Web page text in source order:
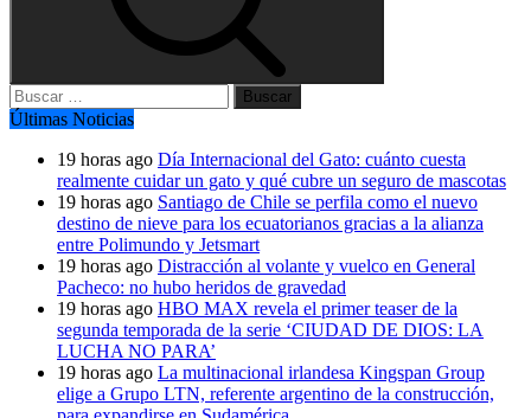
Buscar:
Últimas Noticias
19 horas ago Día Internacional del Gato: cuánto cuesta
realmente cuidar un gato y qué cubre un seguro de mascotas
19 horas ago Santiago de Chile se perfila como el nuevo
destino de nieve para los ecuatorianos gracias a la alianza
entre Polimundo y Jetsmart
19 horas ago Distracción al volante y vuelco en General
Pacheco: no hubo heridos de gravedad
19 horas ago HBO MAX revela el primer teaser de la
segunda temporada de la serie ‘CIUDAD DE DIOS: LA
LUCHA NO PARA’
19 horas ago La multinacional irlandesa Kingspan Group
elige a Grupo LTN, referente argentino de la construcción,